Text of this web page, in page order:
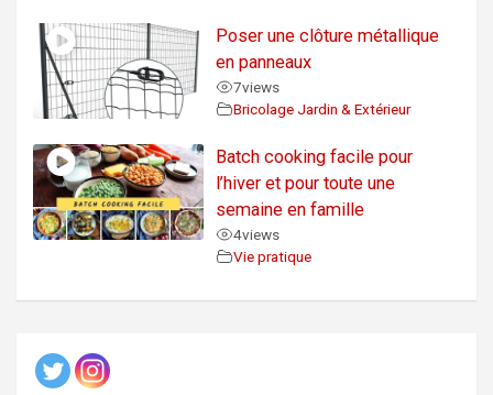
Poser une clôture métallique
en panneaux
7views
Bricolage Jardin & Extérieur
Batch cooking facile pour
l’hiver et pour toute une
semaine en famille
4views
Vie pratique